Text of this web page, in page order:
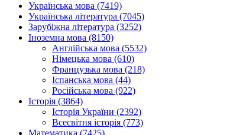
Українська мова (7419)
Українська література (7045)
Зарубіжна література (3252)
Іноземна мова (8150)
Англійська мова (5532)
Німецька мова (610)
Французька мова (218)
Іспанська мова (44)
Російська мова (922)
Історія (3864)
Історія України (2392)
Всесвітня історія (773)